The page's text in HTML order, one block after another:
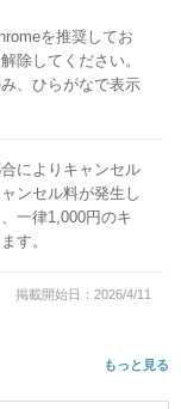
を推奨してお
除してください。
、ひらがなで表示
によりキャンセル
ンセル料が発生し
一律1,000円のキ
す。
掲載開始日：2026/4/11
もっと見る